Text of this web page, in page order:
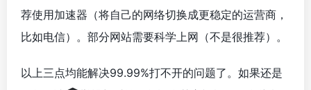
荐使用加速器（将自己的网络切换成更稳定的运营商，
比如电信）。部分网站需要科学上网（不是很推荐）。
以上三点均能解决99.99%打不开的问题了。如果还是